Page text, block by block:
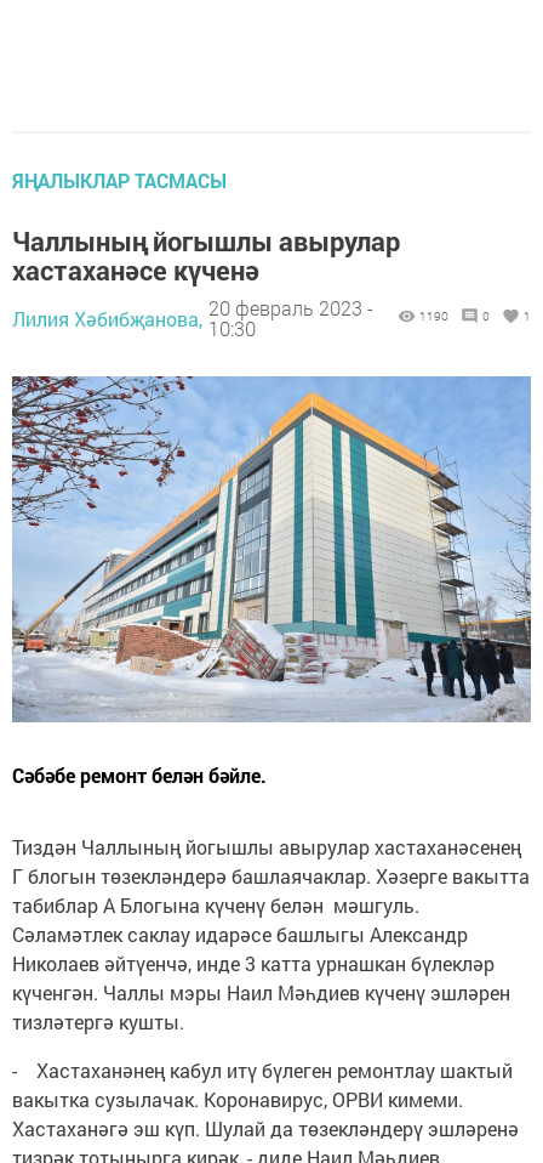
ЯҢАЛЫКЛАР ТАСМАСЫ
Чаллының йогышлы авырулар
хастаханәсе күченә
Лилия Хәбибҗанова, 20 февраль 2023 -
10:30
1190 0 1
Сәбәбе ремонт белән бәйле.
Тиздән Чаллының йогышлы авырулар хастаханәсенең
Г блогын төзекләндерә башлаячаклар. Хәзерге вакытта
табиблар А Блогына күченү белән мәшгуль.
Сәламәтлек саклау идарәсе башлыгы Александр
Николаев әйтүенчә, инде 3 катта урнашкан бүлекләр
күченгән. Чаллы мэры Наил Мәһдиев күченү эшләрен
тизләтергә кушты.
- Хастаханәнең кабул итү бүлеген ремонтлау шактый
вакытка сузылачак. Коронавирус, ОРВИ кимеми.
Хастаханәгә эш күп. Шулай да төзекләндерү эшләренә